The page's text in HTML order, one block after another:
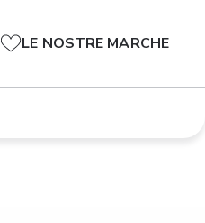
LE NOSTRE MARCHE